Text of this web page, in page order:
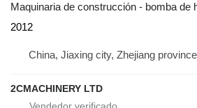
Maquinaria de construcción - bomba de
2012
China, Jiaxing city, Zhejiang province
2CMACHINERY LTD